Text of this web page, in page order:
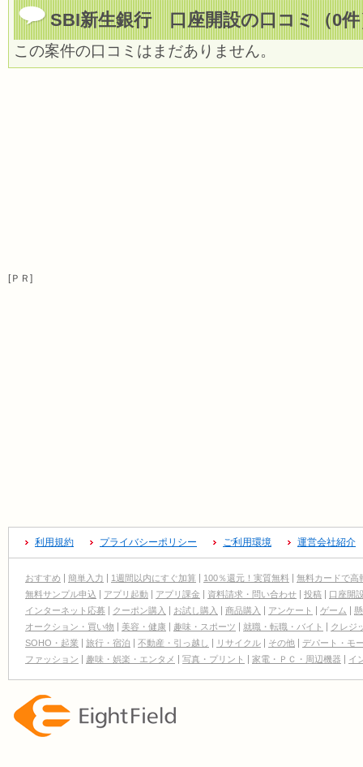
SBI新生銀行 口座開設の口コミ（0件
この案件の口コミはまだありません。
[ＰＲ]
利用規約 プライバシーポリシー ご利用環境 運営会社紹介
おすすめ 簡単入力 1週間以内にすぐ加算 100％還元！実質無料
無料カードで高
無料サンプル申込
アプリ起動 アプリ課金 資料請求・問い合わせ 投稿
口座開
インターネット応募
クーポン購入 お試し購入 商品購入 アンケート ゲーム
オークション・買い物
美容・健康 趣味・スポーツ 就職・転職・バイト
クレジ
SOHO・起業
旅行・宿泊 不動産・引っ越し リサイクル その他
デパート・モ
ファッション
趣味・娯楽・エンタメ 写真・プリント 家電・ＰＣ・周辺機器 イ